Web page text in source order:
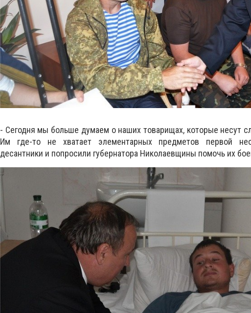
- Сегодня мы больше думаем о наших товарищах, которые несут
Им где-то не хватает элементарных предметов первой
десантники и попросили губернатора Николаевщины помочь их